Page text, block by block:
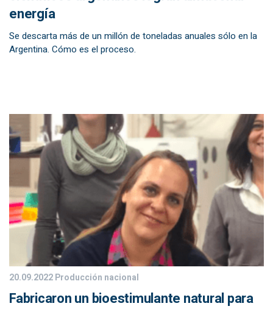
energía
Se descarta más de un millón de toneladas anuales sólo en la
Argentina. Cómo es el proceso.
20.09.2022Producción nacional
Fabricaron un bioestimulante natural para